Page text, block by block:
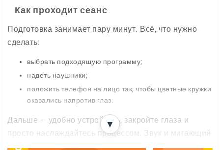
Как проходит сеанс
Подготовка занимает пару минут. Всё, что нужно
сделать:
выбрать подходящую программу;
надеть наушники;
положить телефон на лицо так, чтобы цветные кружки
оказались напротив глаз.
Дальше — удобно устройтесь, закройте глаза и
просто наслаждайтесь процессом. Звук и мигающий
свет начнут работать вместе, мягко уводя вас в
▼